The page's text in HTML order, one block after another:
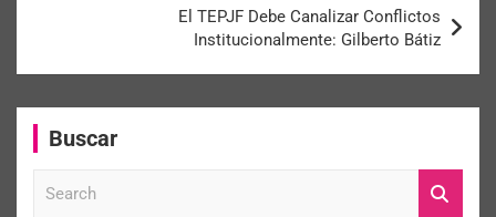
El TEPJF Debe Canalizar Conflictos
Institucionalmente: Gilberto Bátiz
Buscar